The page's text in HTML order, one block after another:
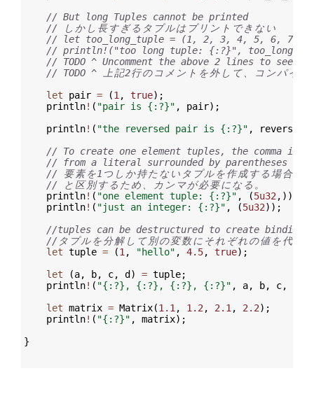
// But long Tuples cannot be printed
//
し か し 長 す ぎ る タ プルは プリ ン ト で き な い
// let too_long_tuple = (1, 2, 3, 4, 5, 6, 7,
// println!("too long tuple: {:?}",
// TODO ^ Uncomment the above 2 lines to see
// TODO ^
上記2行の コ メ ン ト を外 し て コ ンパイ
let pair = (1 , true) ;
    println
! ( "pair is {:?}" , pair) ;
    println
! ( "the reversed pair is {:?}" , reverse
// To create one element tuples, the comma is
// from a literal surrounded by parentheses
//
要 素 を1 つ し か持 たな い タ プル を作 成 す る場 合
//
と 区 別 す る ため カ ン マ が必要 にな る 。
    println
! ( "one element tuple: {:?}" , (5u32 , ))
    println
! ( "just an integer: {:?}" , (5u32)) ;
//tuples can be destructured to create bindings
// タ プル を 分解 し て 別の 変数 に それ ぞれの値 を代
let tuple = (1 , "hello" , 4.5, true) ;
let
(a, b, c, d ) = tuple;
    println
! ( "{:?}, {:?}, {:?}, {:?}" , a, b, c,
let matrix = Matrix(1.1 , 1.2 , 2.1 , 2.2) ;
    println
! ( "{:?}" , matrix) ;
}